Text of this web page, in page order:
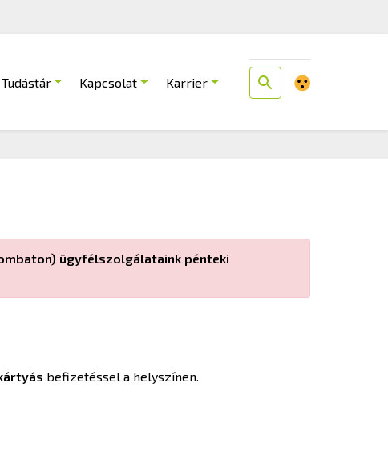
Tudástár Kapcsolat Karrier
ügyfélszolgálataink pénteki
befizetéssel a helyszínen.